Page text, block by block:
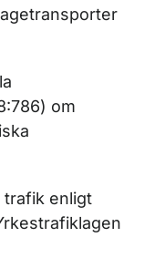
om
trafik enligt